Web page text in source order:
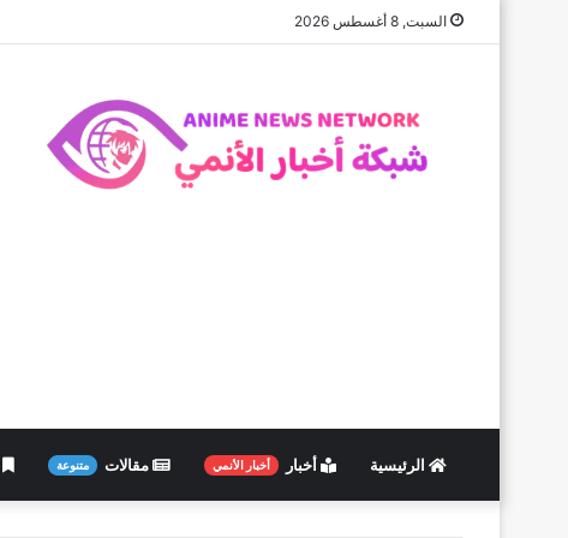
السبت, 8 أغسطس 2026
الرئيسية أخبار أخبار الأنمي مقالات متنوعة